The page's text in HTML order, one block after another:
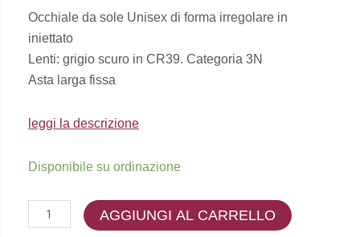
originale
€137,00.
attuale
€109,00.
Occhiale da sole Unisex di forma irregolare in
iniettato
Lenti: grigio scuro in CR39. Categoria 3N
Asta larga fissa
leggi la descrizione
Disponibile su ordinazione
RayBan
RB4427
KAT
AGGIUNGI AL CARRELLO